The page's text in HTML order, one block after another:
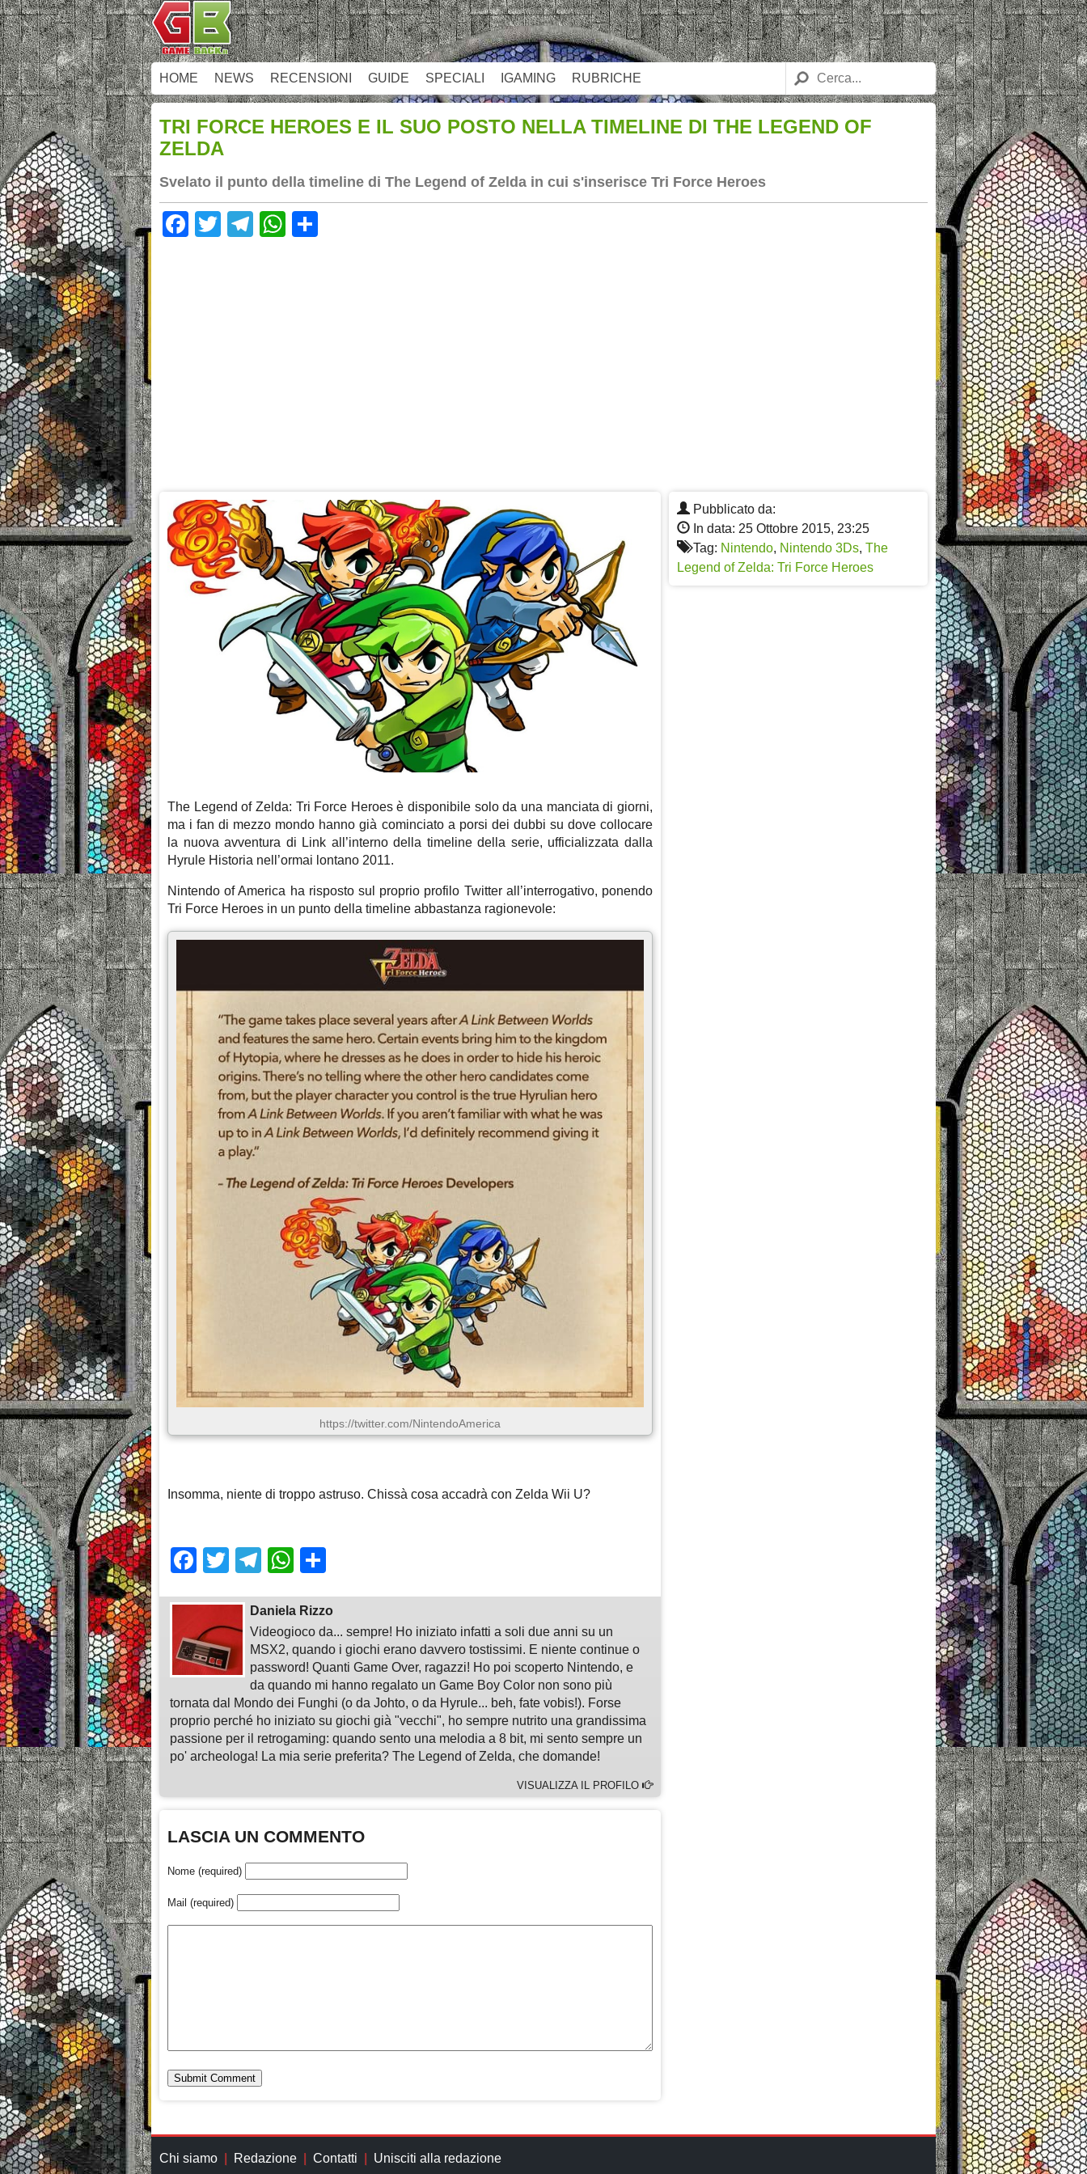
HOME NEWS RECENSIONI GUIDE SPECIALI IGAMING RUBRICHE
TRI FORCE HEROES E IL SUO POSTO NELLA TIMELINE DI THE LEGEND OF
ZELDA
Svelato il punto della timeline di The Legend of Zelda in cui s'inserisce Tri Force Heroes
Facebook
TwitterTelegram
WhatsApp
Pubblicato da:
In data: 25 Ottobre 2015, 23:25
Tag: Nintendo, Nintendo 3Ds, The
Legend of Zelda: Tri Force Heroes
The Legend of Zelda: Tri Force Heroes è disponibile solo da una manciata di giorni,
ma i fan di mezzo mondo hanno già cominciato a porsi dei dubbi su dove collocare
la nuova avventura di Link all’interno della timeline della serie, ufficializzata dalla
Hyrule Historia nell’ormai lontano 2011.
Nintendo of America ha risposto sul proprio profilo Twitter all’interrogativo, ponendo
Tri Force Heroes in un punto della timeline abbastanza ragionevole:
https://twitter.com/NintendoAmerica
Insomma, niente di troppo astruso. Chissà cosa accadrà con Zelda Wii U?
Facebook
TwitterTelegram
WhatsApp
Daniela Rizzo
Videogioco da... sempre! Ho iniziato infatti a soli due anni su un
MSX2, quando i giochi erano davvero tostissimi. E niente continue o
password! Quanti Game Over, ragazzi! Ho poi scoperto Nintendo, e
da quando mi hanno regalato un Game Boy Color non sono più
tornata dal Mondo dei Funghi (o da Johto, o da Hyrule... beh, fate vobis!). Forse
proprio perché ho iniziato su giochi già "vecchi", ho sempre nutrito una grandissima
passione per il retrogaming: quando sento una melodia a 8 bit, mi sento sempre un
po' archeologa! La mia serie preferita? The Legend of Zelda, che domande!
VISUALIZZA IL PROFILO
LASCIA UN COMMENTO
Nome (required)
Mail (required)
Chi siamo Redazione Contatti Unisciti alla redazione